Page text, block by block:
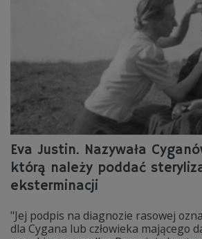
Eva Justin. Nazywała
którą należy poddać
eksterminacji
"Jej podpis na diagnozie rasowej
dla Cygana lub człowieka mającego